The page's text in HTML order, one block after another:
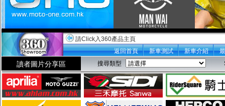
請Click入360產品主頁
返回首頁
新車測試 新車介紹
讀者圖片分享區 搜尋類型